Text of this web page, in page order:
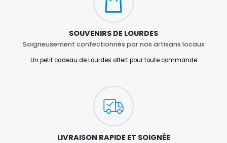
SOUVENIRS DE LOURDES
Soigneusement confectionnés par nos artisans locaux
Un petit cadeau de Lourdes offert pour toute commande
LIVRAISON RAPIDE ET SOIGNÉE